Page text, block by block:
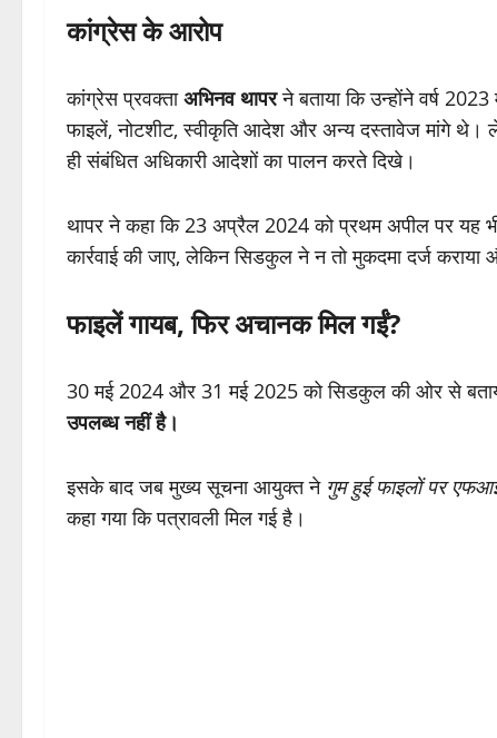
कांग्रेस के आरोप
कांग्रेस प्रवक्ताअभिनव थापरने बताया कि उन्होंने वर्ष
फाइलें, नोटशीट, स्वीकृति आदेश और अन्य दस्तावेज मांगे थे।
ही संबंधित अधिकारी आदेशों का पालन करते दिखे।
थापर ने कहा कि 23 अप्रैल 2024 को प्रथम अपील पर यह भी
कार्रवाई की जाए, लेकिन सिडकुल ने न तो मुकदमा दर्ज
फाइलें गायब, फिर अचानक मिल गईं?
30 मई 2024 और 31 मई 2025 को सिडकुल की ओर से
उपलब्ध नहीं है।
इसके बाद जब मुख्य सूचना आयुक्त ने गुम हुई फाइलों पर
कहा गया कि पत्रावली मिल गई है।